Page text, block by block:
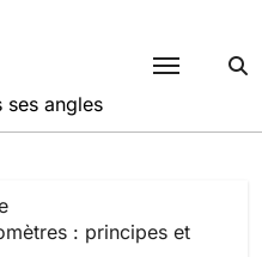
ses angles
: principes et